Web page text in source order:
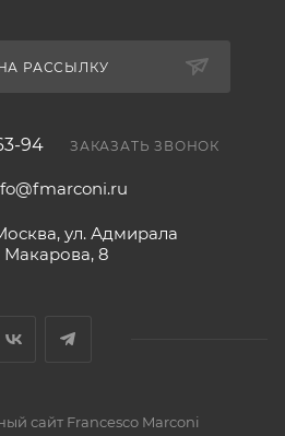
РАССЫЛКУ
94 ЗАКАЗАТЬ ЗВОНОК
ул. Адмирала
Макарова, 8
сайт Francesco Marconi